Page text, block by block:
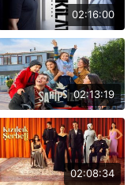
02:16:00
02:13:19
02:08:34